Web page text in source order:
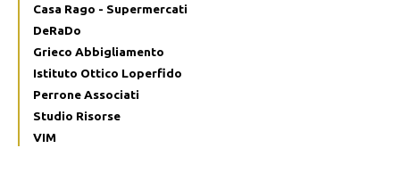
Casa Rago - Supermercati
DeRaDo
Grieco Abbigliamento
Istituto Ottico Loperfido
Perrone Associati
Studio Risorse
VIM